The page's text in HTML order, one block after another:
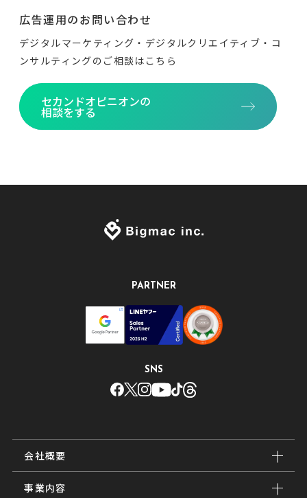
広告運用のお問い合わせ
デジタルマーケティング・デジタルクリエイティブ・ コ
ンサルティングのご相談はこちら
セカンドオピニオンの
相談をする
会社概要
事業内容
PARTNER
SNS